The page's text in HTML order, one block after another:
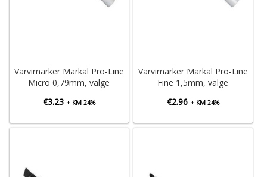
Värvimarker Markal Pro-Line
Micro 0,79mm, valge
€3.23 + KM 24%
Värvimarker Markal Pro-Line
Fine 1,5mm, valge
€2.96 + KM 24%